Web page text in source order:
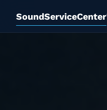
SoundServiceCenter